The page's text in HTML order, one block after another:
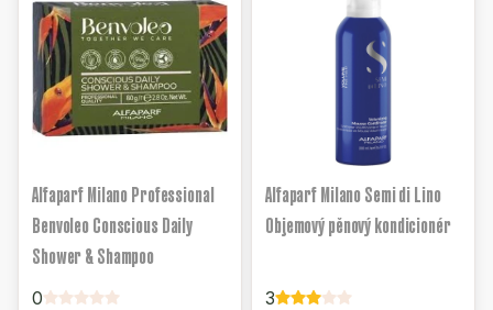
Alfaparf Milano Professional
Benvoleo Conscious Daily
Shower & Shampoo
0
Alfaparf Milano Semi di Lino
Objemový pěnový kondicionér
3